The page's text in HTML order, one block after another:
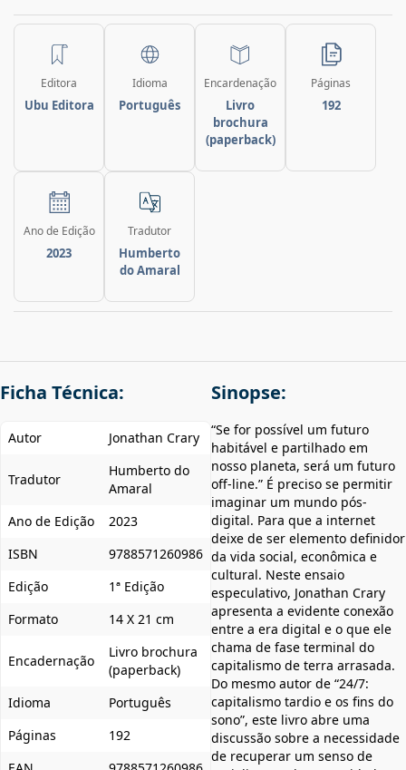
Editora
Ubu Editora
Idioma
Português
Encardenação
Livro
brochura
(paperback)
Páginas
192
Ano de Edição
2023
Tradutor
Humberto
do Amaral
Ficha Técnica:
Autor Jonathan Crary
Tradutor
Humberto do
Amaral
Ano de Edição
2023
ISBN
9788571260986
Edição
1ª Edição
Formato
14 X 21 cm
Encadernação
Livro brochura
(paperback)
Idioma
Português
Páginas
192
Sinopse:
“Se for possível um futuro
habitável e partilhado em
nosso planeta, será um futuro
off-line.” É preciso se permitir
imaginar um mundo pós-
digital. Para que a internet
deixe de ser elemento definidor
da vida social, econômica e
cultural. Neste ensaio
especulativo, Jonathan Crary
apresenta a evidente conexão
entre a era digital e o que ele
chama de fase terminal do
capitalismo de terra arrasada.⁠ ⁠
Do mesmo autor de “24/7:
capitalismo tardio e os fins do
sono”, este livro abre uma
discussão sobre a necessidade
de recuperar um senso de